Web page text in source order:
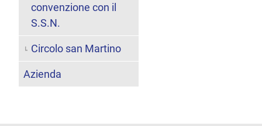
convenzione con il
S.S.N.
Circolo san Martino
Azienda